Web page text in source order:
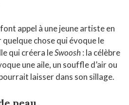
appel à une jeune artiste en
chose qui évoque le
qui créera leSwoosh: la célèbre
une aile, un souffle d’air ou
laisser dans son sillage.